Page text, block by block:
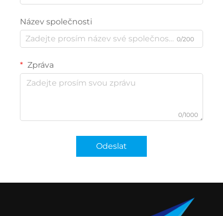
Název společnosti
0/200
Zpráva
0/1000
Odeslat